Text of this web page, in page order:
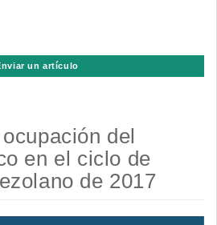
un artículo
del
en el ciclo de
de 2017